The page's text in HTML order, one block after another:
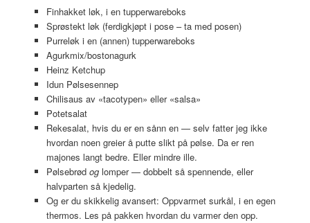
Finhakket løk, i en tupperwareboks
Sprøstekt løk (ferdigkjøpt i pose – ta med posen)
Purreløk i en (annen) tupperwareboks
Agurkmix/bostonagurk
Heinz Ketchup
Idun Pølsesennep
Chilisaus av «tacotypen» eller «salsa»
Potetsalat
Rekesalat, hvis du er en sånn en — selv fatter jeg ikke
hvordan noen greier å putte slikt på pølse. Da er ren
majones langt bedre. Eller mindre ille.
Pølsebrød oglomper — dobbelt så spennende, eller
halvparten så kjedelig.
Og er du skikkelig avansert: Oppvarmet surkål, i en egen
thermos. Les på pakken hvordan du varmer den opp.